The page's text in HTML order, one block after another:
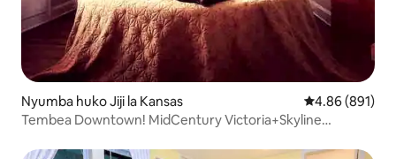
Nyumba huko Jiji la Kansas Ukadiriaji wa
4.86 (891)
Tembea Downtown! MidCentury Victoria+Skyline